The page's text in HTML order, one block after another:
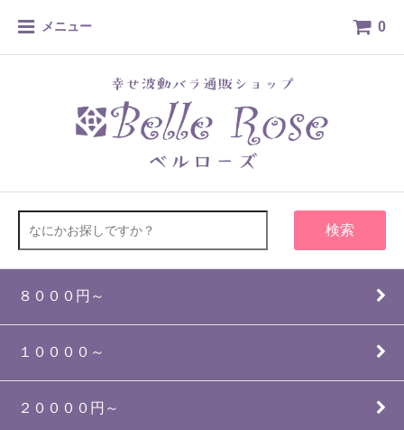
メニュー 0
検索
８０００円～
１００００～
２００００円～